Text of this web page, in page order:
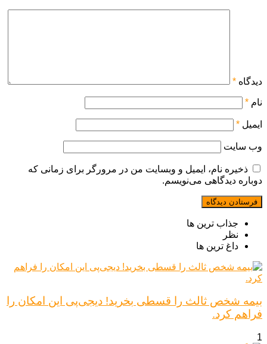
دیدگاه *
نام *
ایمیل *
وب‌ سایت
ذخیره نام، ایمیل و وبسایت من در مرورگر برای زمانی که
دوباره دیدگاهی می‌نویسم.
جذاب ترین ها
نظر
داغ ترین ها
بیمه شخص ثالث را قسطی بخرید! دیجی‌پی این امکان را
فراهم کرد.
1